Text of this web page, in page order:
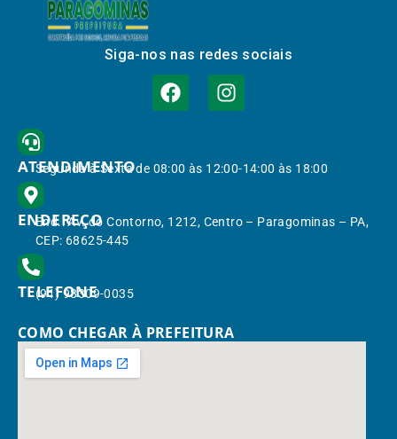
Siga-nos nas redes sociais
ATENDIMENTO
Segunda à Sexta de 08:00 às 12:00-14:00 às 18:00
ENDEREÇO
End.: Av. do Contorno, 1212, Centro – Paragominas – PA,
CEP: 68625-445
TELEFONE
(91) 98309-0035
COMO CHEGAR À PREFEITURA